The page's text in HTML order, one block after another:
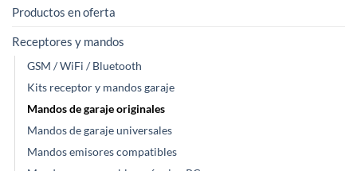
Productos en oferta
Receptores y mandos
GSM / WiFi / Bluetooth
Kits receptor y mandos garaje
Mandos de garaje originales
Mandos de garaje universales
Mandos emisores compatibles